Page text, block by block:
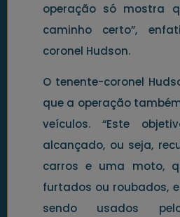
operação só mostra
caminho certo”,
coronel Hudson.
O tenente-coronel
que a operação
veículos. “Este
alcançado, ou seja,
carros e uma moto,
furtados ou roubados,
sendo usados